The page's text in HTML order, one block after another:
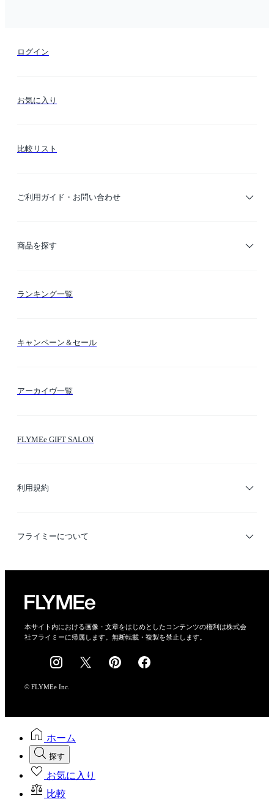
ログイン
お気に入り
比較リスト
ご利用ガイド・お問い合わせ
ご利用ガイド
商品を探す
カテゴリー検索
ランキング一覧
キャンペーン＆セール
アーカイヴ一覧
FLYMEe GIFT SALON
利用規約
利用規約
フライミーについて
会社概要
採用情報
本サイト内における画像・文章をはじめとしたコンテンツの権利は株式会
社フライミーに帰属します。無断転載・複製を禁止します。
© FLYMEe Inc.
ホーム
探す
お気に入り
比較